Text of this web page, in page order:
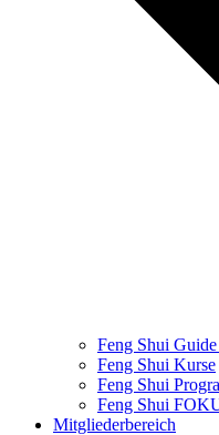
Feng Shui
Feng Shui Kurse
Feng Shui
Feng Shui
Mitgliederbereich